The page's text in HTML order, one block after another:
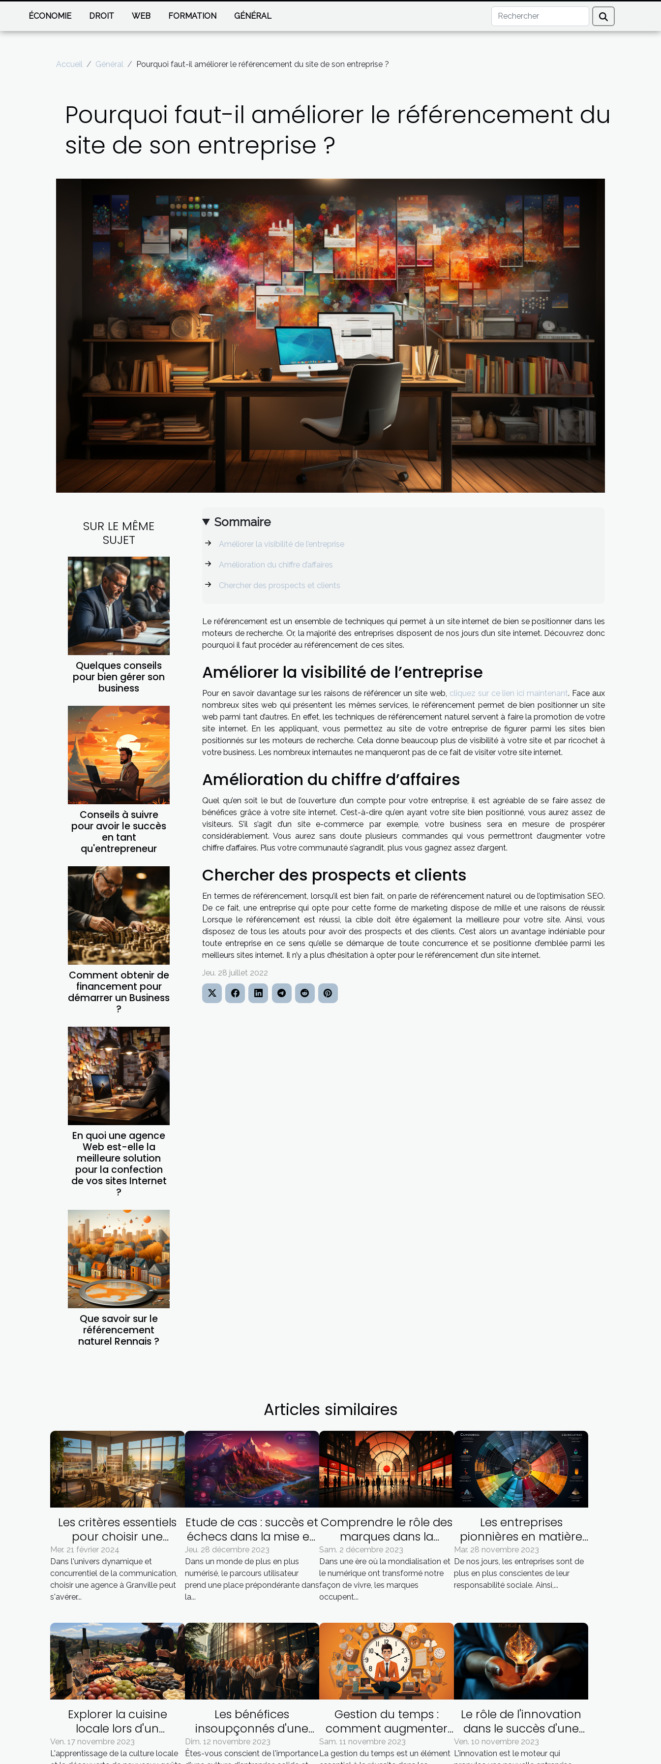
ÉCONOMIE DROIT WEB FORMATION GÉNÉRAL
Accueil Général Pourquoi faut-il améliorer le référencement du site de son entreprise ?
Pourquoi faut-il améliorer le référencement du
site de son entreprise ?
SUR LE MÊME
SUJET
Quelques conseils
pour bien gérer son
business
Conseils à suivre
pour avoir le succès
en tant
qu'entrepreneur
Comment obtenir de
financement pour
démarrer un Business
?
En quoi une agence
Web est-elle la
meilleure solution
pour la confection
de vos sites Internet
?
Que savoir sur le
référencement
naturel Rennais ?
Sommaire
Améliorer la visibilité de l’entreprise
Amélioration du chiffre d’affaires
Chercher des prospects et clients
Le référencement est un ensemble de techniques qui permet à un site internet de bien se positionner dans les
moteurs de recherche. Or, la majorité des entreprises disposent de nos jours d’un site internet. Découvrez donc
pourquoi il faut procéder au référencement de ces sites.
Améliorer la visibilité de l’entreprise
Pour en savoir davantage sur les raisons de référencer un site web, cliquez sur ce lien ici maintenant. Face aux
nombreux sites web qui présentent les mêmes services, le référencement permet de bien positionner un site
web parmi tant d’autres. En effet, les techniques de référencement naturel servent à faire la promotion de votre
site internet. En les appliquant, vous permettez au site de votre entreprise de figurer parmi les sites bien
positionnés sur les moteurs de recherche. Cela donne beaucoup plus de visibilité à votre site et par ricochet à
votre business. Les nombreux internautes ne manqueront pas de ce fait de visiter votre site internet.
Amélioration du chiffre d’affaires
Quel qu’en soit le but de l’ouverture d’un compte pour votre entreprise, il est agréable de se faire assez de
bénéfices grâce à votre site internet. C’est-à-dire qu’en ayant votre site bien positionné, vous aurez assez de
visiteurs. S’il s’agit d’un site e-commerce par exemple, votre business sera en mesure de prospérer
considérablement. Vous aurez sans doute plusieurs commandes qui vous permettront d’augmenter votre
chiffre d’affaires. Plus votre communauté s’agrandit, plus vous gagnez assez d’argent.
Chercher des prospects et clients
En termes de référencement, lorsqu’il est bien fait, on parle de référencement naturel ou de l’optimisation SEO.
De ce fait, une entreprise qui opte pour cette forme de marketing dispose de mille et une raisons de réussir.
Lorsque le référencement est réussi, la cible doit être également la meilleure pour votre site. Ainsi, vous
disposez de tous les atouts pour avoir des prospects et des clients. C’est alors un avantage indéniable pour
toute entreprise en ce sens qu’elle se démarque de toute concurrence et se positionne d’emblée parmi les
meilleurs sites internet. Il n’y a plus d’hésitation à opter pour le référencement d’un site internet.
Jeu. 28 juillet 2022
Articles similaires
Les critères essentiels
pour choisir une
agence de
communication à
Granville
Mer. 21 février 2024
Dans l'univers dynamique et
concurrentiel de la communication,
choisir une agence à Granville peut
s'avérer...
Etude de cas : succès et
échecs dans la mise en
œuvre du parcours
utilisateur
Jeu. 28 décembre 2023
Dans un monde de plus en plus
numérisé, le parcours utilisateur
prend une place prépondérante dans
la...
Comprendre le rôle des
marques dans la
société contemporaine
Sam. 2 décembre 2023
Dans une ère où la mondialisation et
le numérique ont transformé notre
façon de vivre, les marques
occupent...
Les entreprises
pionnières en matière
de responsabilité
sociale
Mar. 28 novembre 2023
De nos jours, les entreprises sont de
plus en plus conscientes de leur
responsabilité sociale. Ainsi,...
Explorer la cuisine
locale lors d'un
séminaire en Corse
Ven. 17 novembre 2023
L'apprentissage de la culture locale
Les bénéfices
insoupçonnés d'une
excellente culture
d'entreprise
Dim. 12 novembre 2023
Êtes-vous conscient de l'importance
Gestion du temps :
comment augmenter
son efficacité dans les
affaires
Sam. 11 novembre 2023
La gestion du temps est un élément
Le rôle de l'innovation
dans le succès d'une
nouvelle entreprise
Ven. 10 novembre 2023
L'innovation est le moteur qui